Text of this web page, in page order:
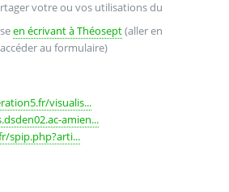
votre ou vos utilisations du
en écrivant à Théosept(aller en
au formulaire)
visualis...
amien...
spip.php?arti...